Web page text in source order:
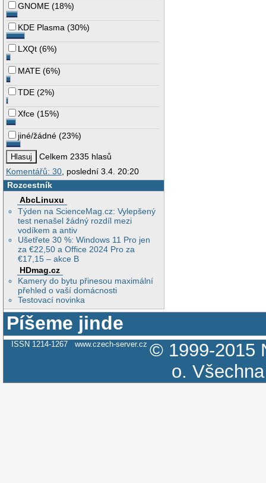
GNOME (18%)
KDE Plasma (30%)
LXQt (6%)
MATE (6%)
TDE (2%)
Xfce (15%)
jiné/žádné (23%)
Celkem 2335 hlasů
Komentářů: 30, poslední 3.4. 20:20
Rozcestník
AbcLinuxu
Týden na ScienceMag.cz: Vylepšený
test nenašel žádný rozdíl mezi
vodíkem a antiv
Ušetřete 30 %: Windows 11 Pro jen
za €22,50 a Office 2024 Pro za
€17,15 – akce B
HDmag.cz
Kamery do bytu přinesou maximální
přehled o vaší domácnosti
Testovací novinka
Píšeme jinde
ISSN 1214-1267 www.czech-server.cz © 1999-2015
o.